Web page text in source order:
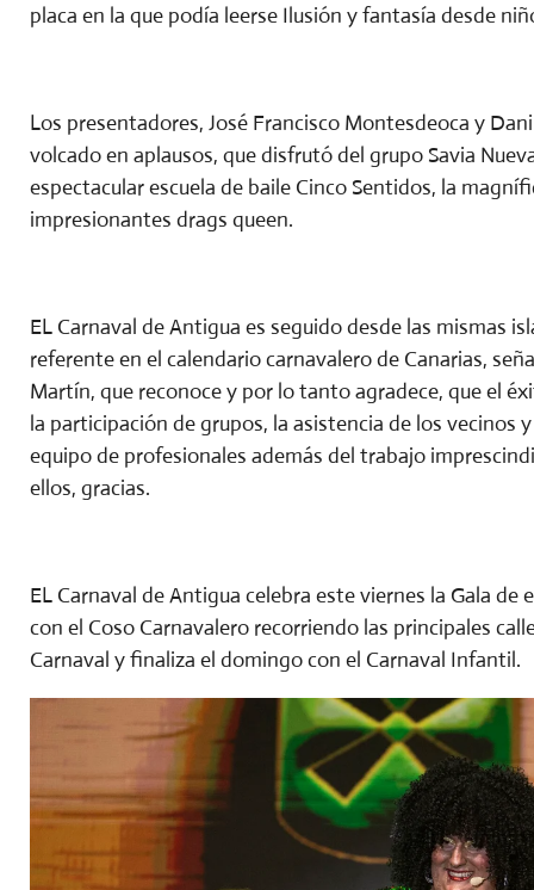
placa en la que podía leerse Ilusión y fantasía desde
Los presentadores, José Francisco Montesdeoca y
volcado en aplausos, que disfrutó del grupo Savia
espectacular escuela de baile Cinco Sentidos, la
impresionantes drags queen.
EL Carnaval de Antigua es seguido desde las mismas
referente en el calendario carnavalero de Canarias,
Martín, que reconoce y por lo tanto agradece, que el
la participación de grupos, la asistencia de los vecinos
equipo de profesionales además del trabajo
ellos, gracias.
EL Carnaval de Antigua celebra este viernes la Gala
con el Coso Carnavalero recorriendo las principales
Carnaval y finaliza el domingo con el Carnaval Infantil.